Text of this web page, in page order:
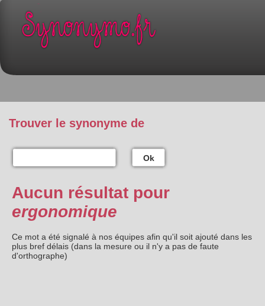
Trouver le synonyme de
Ok
Aucun résultat pour
ergonomique
Ce mot a été signalé à nos équipes afin qu'il soit ajouté dans les
plus bref délais (dans la mesure ou il n'y a pas de faute
d'orthographe)